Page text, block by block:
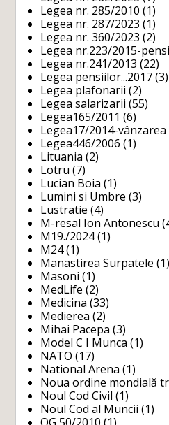
Legea nr. 285/2010 (1)
Legea nr. 287/2023 (1)
Legea nr. 360/2023 (2)
Legea nr.223/2015-
Legea nr.241/2013 (22)
Legea pensiilor...2017 (3)
Legea plafonarii (2)
Legea salarizarii (55)
Legea165/2011 (6)
Legea17/2014-
Legea446/2006 (1)
Lituania (2)
Lotru (7)
Lucian Boia (1)
Lumini si Umbre (3)
Lustratie (4)
M-resal Ion Antonescu
M19./2024(1)
M24(1)
Manastirea Surpatele (1)
Masoni (1)
MedLife (2)
Medicina (33)
Medierea (2)
Mihai Pacepa (3)
Model C I Munca (1)
NATO (17)
National Arena (1)
Noua ordine mondială
Noul Cod Civil (1)
Noul Cod al Muncii (1)